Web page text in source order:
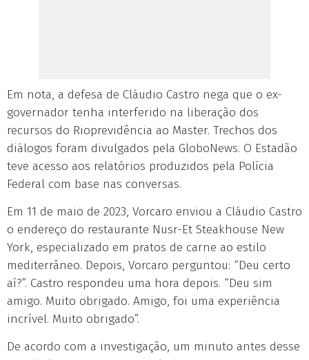
Em nota, a defesa de Cláudio Castro nega que o ex-
governador tenha interferido na liberação dos
recursos do Rioprevidência ao Master. Trechos dos
diálogos foram divulgados pela GloboNews. O Estadão
teve acesso aos relatórios produzidos pela Polícia
Federal com base nas conversas.
Em 11 de maio de 2023, Vorcaro enviou a Cláudio Castro
o endereço do restaurante Nusr-Et Steakhouse New
York, especializado em pratos de carne ao estilo
mediterrâneo. Depois, Vorcaro perguntou: “Deu certo
aí?”. Castro respondeu uma hora depois. “Deu sim
amigo. Muito obrigado. Amigo, foi uma experiência
incrível. Muito obrigado”.
De acordo com a investigação, um minuto antes desse